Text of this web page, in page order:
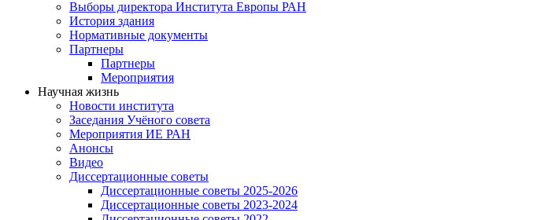
Выборы директора Института Европы РАН
История здания
Нормативные документы
Партнеры
Партнеры
Мероприятия
Научная жизнь
Новости института
Заседания Учёного совета
Мероприятия ИЕ РАН
Анонсы
Видео
Диссертационные советы
Диссертационные советы 2025-2026
Диссертационные советы 2023-2024